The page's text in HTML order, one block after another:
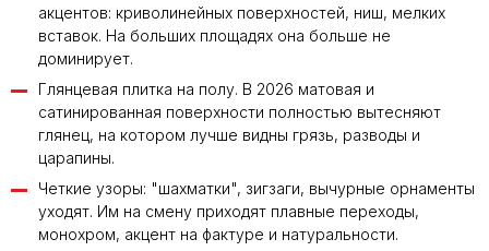
акцентов: криволинейных поверхностей, ниш, мелких
вставок. На больших площадях она больше не
доминирует.
Глянцевая плитка на полу. В 2026 матовая и
сатинированная поверхности полностью вытесняют
глянец, на котором лучше видны грязь, разводы и
царапины.
Четкие узоры: "шахматки", зигзаги, вычурные орнаменты
уходят. Им на смену приходят плавные переходы,
монохром, акцент на фактуре и натуральности.